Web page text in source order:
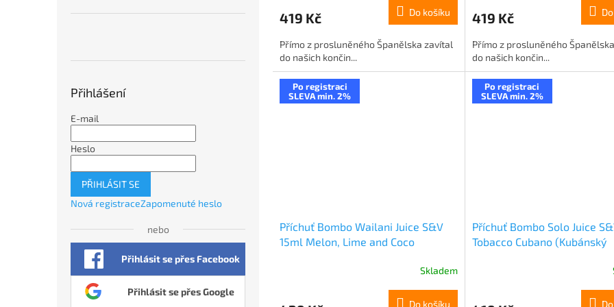
Přihlášení
E-mail
Heslo
PŘIHLÁSIT SE
Nová registraceZapomenuté heslo
nebo
Přihlásit se přes Facebook
Přihlásit se přes Google
419 Kč Do košíku
Přímo z prosluněného Španělska zavítal
do našich končin...
419 Kč
Přímo z prosluněného
do našich končin...
Po registraci
SLEVA min. 2%
Příchuť Bombo Wailani Juice S&V
15ml Melon, Lime and Coco
Skladem
Do košíku
Po registraci
SLEVA min. 2%
Příchuť Bombo Solo Juice
Tobacco Cubano (Kubánský